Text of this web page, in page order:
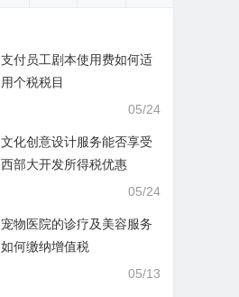
支付员工剧本使用费如何适
用个税税目
05/24
文化创意设计服务能否享受
西部大开发所得税优惠
05/24
宠物医院的诊疗及美容服务
如何缴纳增值税
05/13